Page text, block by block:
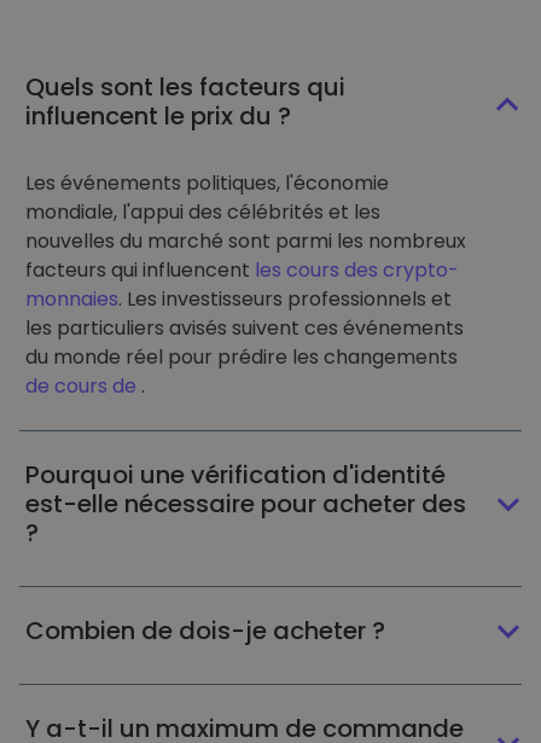
Quels sont les facteurs qui
influencent le prix du ?
Les événements politiques, l'économie
mondiale, l'appui des célébrités et les
nouvelles du marché sont parmi les nombreux
facteurs qui influencent les cours des crypto-
monnaies. Les investisseurs professionnels et
les particuliers avisés suivent ces événements
du monde réel pour prédire les changements
de cours de .
Pourquoi une vérification d'identité
est-elle nécessaire pour acheter des
?
Combien de dois-je acheter ?
Y a-t-il un maximum de commande